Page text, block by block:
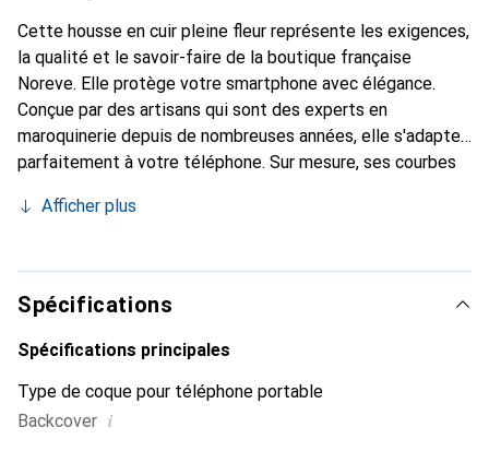
Cette housse en cuir pleine fleur représente les exigences,
la qualité et le savoir-faire de la boutique française
Noreve. Elle protège votre smartphone avec élégance.
Conçue par des artisans qui sont des experts en
maroquinerie depuis de nombreuses années, elle s'adapte
parfaitement à votre téléphone. Sur mesure, ses courbes
devient l'accessoire chic et indispensable pour votre
internationalement pour ses produits de haute qualité et
constitue un choix sûr pour une clientèle exigeante.
Afficher plus
Spécifications
Spécifications principales
Type de coque pour téléphone portable
Backcover i